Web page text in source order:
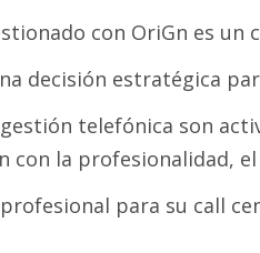
con OriGn es
decisión estratégica
telefónica son
con la profesionalidad,
para su call